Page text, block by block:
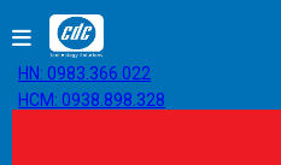
HN: 0983.366.022
HCM: 0938.898.328